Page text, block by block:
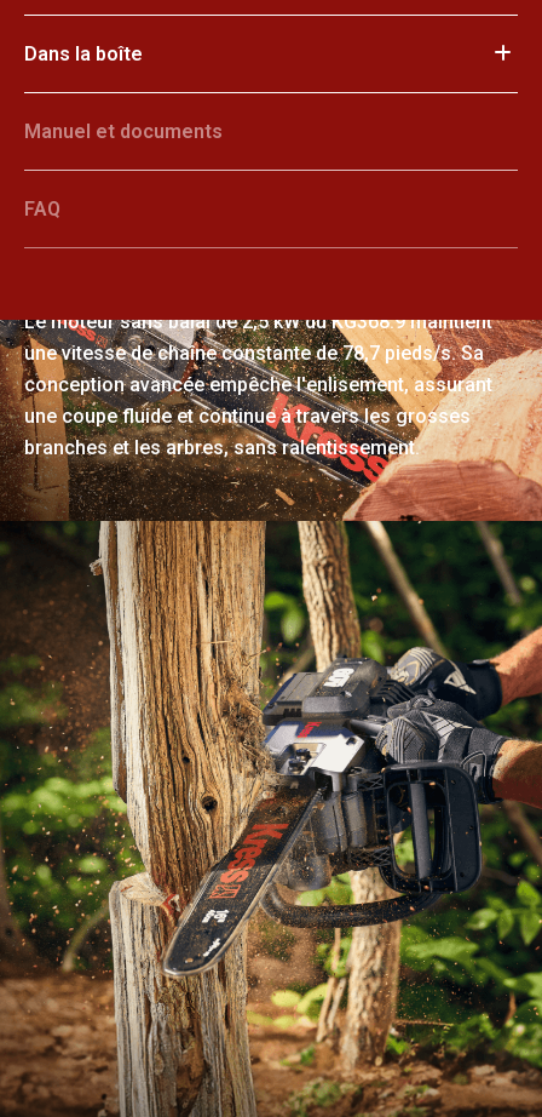
Dans la boîte
Manuel et documents
FAQ
Le moteur sans balai de 2,5 kW du KG368.9 maintient
une vitesse de chaîne constante de 78,7 pieds/s. Sa
conception avancée empêche l'enlisement, assurant
une coupe fluide et continue à travers les grosses
branches et les arbres, sans ralentissement.